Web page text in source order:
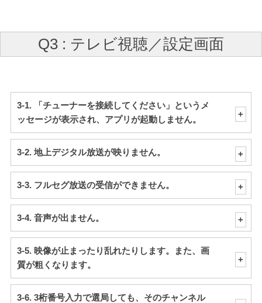
Q3 : テレビ視聴／設定画面
3-1. 「チューナーを接続してください」というメ
ッセージが表示され、アプリが起動しません。
3-2. 地上デジタル放送が映りません。
3-3. フルセグ放送の受信ができません。
3-4. 音声が出ません。
3-5. 映像が止まったり乱れたりします。また、画
質が粗くなります。
3-6. 3桁番号入力で選局しても、そのチャンネル